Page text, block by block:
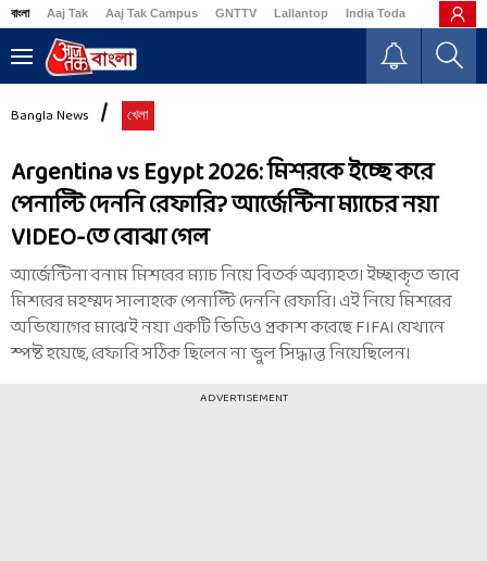
বাংলা Aaj Tak Aaj Tak Campus GNTTV Lallantop India Today Business
Bangla News খেলা
Argentina vs Egypt 2026: মিশরকে ইচ্ছে করে
পেনাল্টি দেননি রেফারি? আর্জেন্টিনা ম্যাচের নয়া
VIDEO-তে বোঝা গেল
আর্জেন্টিনা বনাম মিশরের ম্যাচ নিয়ে বিতর্ক অব্যাহত। ইচ্ছাকৃত ভাবে
মিশরের মহম্মদ সালাহকে পেনাল্টি দেননি রেফারি। এই নিয়ে মিশরের
অভিযোগের মাঝেই নয়া একটি ভিডিও প্রকাশ করেছে FIFA। যেখানে
স্পষ্ট হয়েছে, রেফারি সঠিক ছিলেন না ভুল সিদ্ধান্ত নিয়েছিলেন।
ADVERTISEMENT